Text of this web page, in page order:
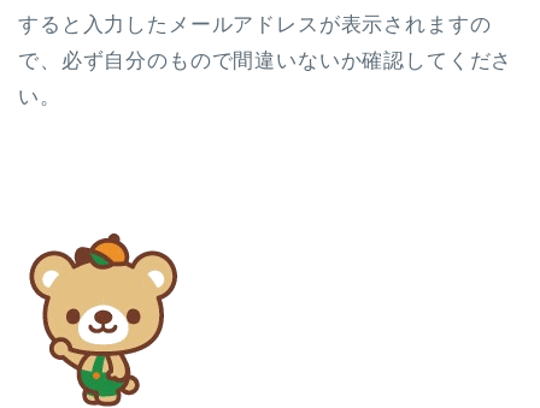
すると入力したメールアドレスが表示されますの
で、必ず自分のもので間違いないか確認してくださ
い。